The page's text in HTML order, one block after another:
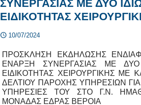
ΣΥΝΕΡΓΑΣΙΑΣ ΜΕ ΔΥΟ
ΕΙΔΙΚΟΤΗΤΑΣ
10/07/2024
ΠΡΟΣΚΛΗΣΗ ΕΚΔΗΛΩΣΗΣ
ΕΝΑΡΞΗ ΣΥΝΕΡΓΑΣΙΑΣ ΜΕ ΔΥΟ
ΕΙΔΙΚΟΤΗΤΑΣ ΧΕΙΡΟΥΡΓΙΚΗΣ ΜΕ
ΔΕΛΤΙΟΥ ΠΑΡΟΧΗΣ ΥΠΗΡΕΣΙΩΝ
ΥΠΗΡΕΣΙΕΣ ΤΟΥ ΣΤΟ Γ.Ν.
ΜΟΝΑΔΑΣ ΕΔΡΑΣ ΒΕΡΟΙΑ